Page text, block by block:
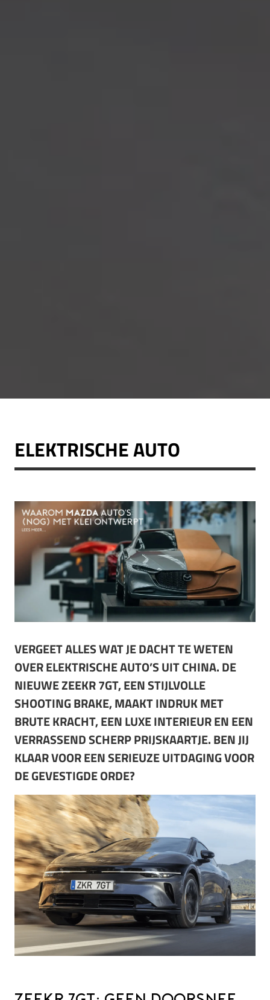
ELEKTRISCHE AUTO
VERGEET ALLES WAT JE DACHT TE WETEN
OVER ELEKTRISCHE AUTO’S UIT CHINA. DE
NIEUWE ZEEKR 7GT, EEN STIJLVOLLE
SHOOTING BRAKE, MAAKT INDRUK MET
BRUTE KRACHT, EEN LUXE INTERIEUR EN EEN
VERRASSEND SCHERP PRIJSKAARTJE. BEN JIJ
KLAAR VOOR EEN SERIEUZE UITDAGING VOOR
DE GEVESTIGDE ORDE?